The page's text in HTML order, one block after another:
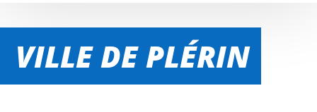
VILLE DE PLÉRIN